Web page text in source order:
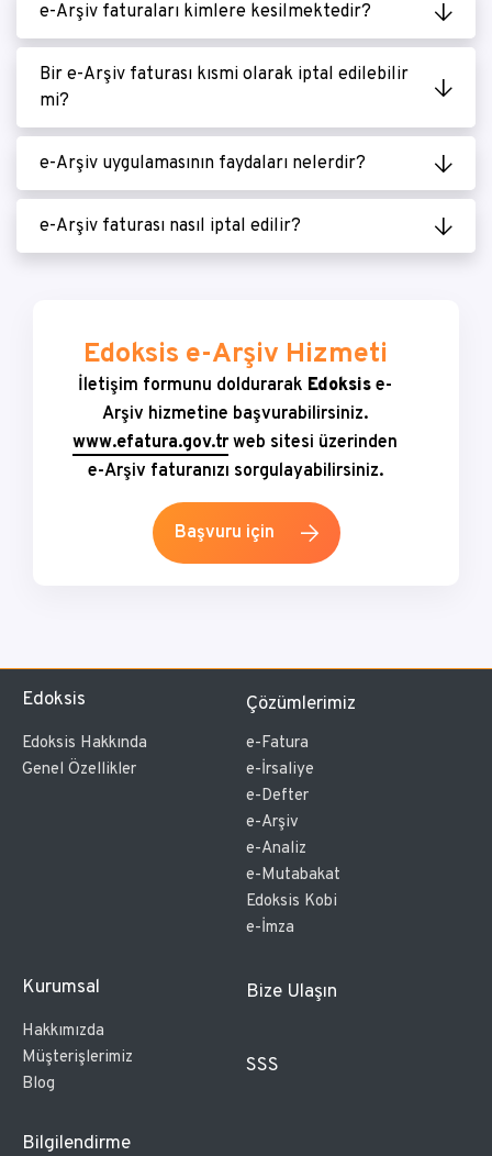
e-Arşiv faturaları kimlere kesilmektedir?
Bir e-Arşiv faturası kısmi olarak iptal edilebilir
mi?
e-Arşiv uygulamasının faydaları nelerdir?
e-Arşiv faturası nasıl iptal edilir?
Edoksis e-Arşiv Hizmeti
İletişim formunu doldurarak Edoksis e-
Arşiv hizmetine başvurabilirsiniz.
www.efatura.gov.tr web sitesi üzerinden
e-Arşiv faturanızı sorgulayabilirsiniz.
Başvuru için
Edoksis
Edoksis Hakkında
Genel Özellikler
Çözümlerimiz
e-Fatura
e-İrsaliye
e-Defter
e-Arşiv
e-Analiz
e-Mutabakat
Edoksis Kobi
e-İmza
Kurumsal
Hakkımızda
Müşterişlerimiz
Blog
Bize Ulaşın
SSS
Bilgilendirme